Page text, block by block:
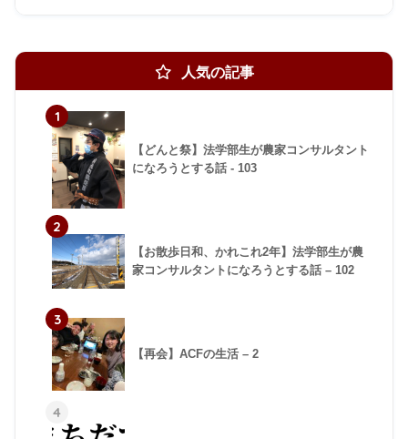
人気の記事
1
【どんと祭】法学部生が農家コンサルタント
になろうとする話 - 103
2
【お散歩日和、かれこれ2年】法学部生が農
家コンサルタントになろうとする話 – 102
3
【再会】ACFの生活 – 2
4